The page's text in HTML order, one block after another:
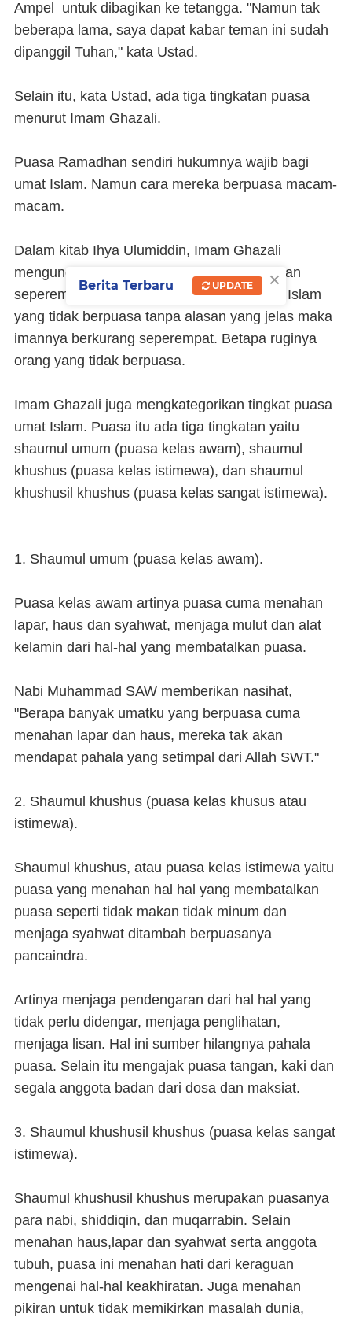
Ampel untuk dibagikan ke tetangga. "Namun tak
beberapa lama, saya dapat kabar teman ini sudah
dipanggil Tuhan," kata Ustad.
Selain itu, kata Ustad, ada tiga tingkatan puasa
menurut Imam Ghazali.
Puasa Ramadhan sendiri hukumnya wajib bagi
umat Islam. Namun cara mereka berpuasa macam-
macam.
Dalam kitab Ihya Ulumiddin, Imam Ghazali
mengungkapkan ibadah puasa itu merupakan
seperempat bagian dari iman. Artinya umat Islam
yang tidak berpuasa tanpa alasan yang jelas maka
imannya berkurang seperempat. Betapa ruginya
orang yang tidak berpuasa.
Imam Ghazali juga mengkategorikan tingkat puasa
umat Islam. Puasa itu ada tiga tingkatan yaitu
shaumul umum (puasa kelas awam), shaumul
khushus (puasa kelas istimewa), dan shaumul
khushusil khushus (puasa kelas sangat istimewa).
1. Shaumul umum (puasa kelas awam).
Puasa kelas awam artinya puasa cuma menahan
lapar, haus dan syahwat, menjaga mulut dan alat
kelamin dari hal-hal yang membatalkan puasa.
Nabi Muhammad SAW memberikan nasihat,
"Berapa banyak umatku yang berpuasa cuma
menahan lapar dan haus, mereka tak akan
mendapat pahala yang setimpal dari Allah SWT."
2. Shaumul khushus (puasa kelas khusus atau
istimewa).
Shaumul khushus, atau puasa kelas istimewa yaitu
puasa yang menahan hal hal yang membatalkan
puasa seperti tidak makan tidak minum dan
menjaga syahwat ditambah berpuasanya
pancaindra.
Artinya menjaga pendengaran dari hal hal yang
tidak perlu didengar, menjaga penglihatan,
menjaga lisan. Hal ini sumber hilangnya pahala
puasa. Selain itu mengajak puasa tangan, kaki dan
segala anggota badan dari dosa dan maksiat.
3. Shaumul khushusil khushus (puasa kelas sangat
istimewa).
Shaumul khushusil khushus merupakan puasanya
para nabi, shiddiqin, dan muqarrabin. Selain
menahan haus,lapar dan syahwat serta anggota
tubuh, puasa ini menahan hati dari keraguan
mengenai hal-hal keakhiratan. Juga menahan
pikiran untuk tidak memikirkan masalah dunia,
×
Berita Terbaru UPDATE